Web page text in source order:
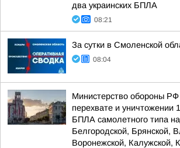
два украинских БПЛА
08:21
За сутки в Смоленской
08:04
Министерство обороны
перехвате и уничтожении
БПЛА самолетного типа
Белгородской, Брянской,
Воронежской, Калужской,